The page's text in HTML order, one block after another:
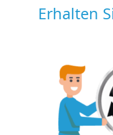
Erhalten